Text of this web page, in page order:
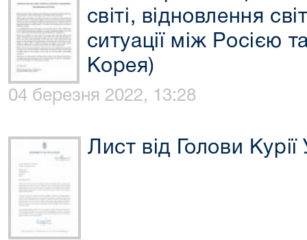
світі, відновлення
ситуації між Росією
Корея)
04 березня 2022, 13:28
Лист від Голови